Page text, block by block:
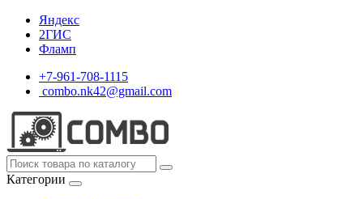
Яндекс
2ГИС
Фламп
+7-961-708-1115
combo.nk42@gmail.com
Категории